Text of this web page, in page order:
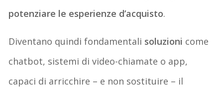
potenziare le esperienze d’acquisto.
Diventano quindi fondamentali soluzioni come
chatbot, sistemi di video-chiamate o app,
capaci di arricchire – e non sostituire – il